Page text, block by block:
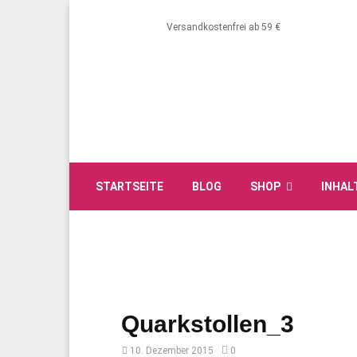
Versandkostenfrei ab 59 €
STARTSEITE BLOG SHOP
Quarkstollen_3
10. Dezember 2015 0